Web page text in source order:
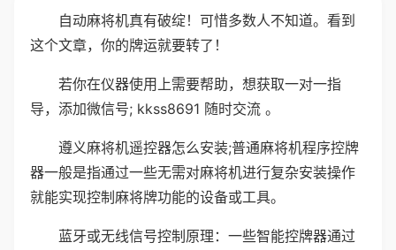
自动麻将机真有破绽！可惜多数人不知道。看到
这个文章，你的牌运就要转了！
若你在仪器使用上需要帮助，想获取一对一指
导，添加微信号; kkss8691 随时交流 。
遵义麻将机遥控器怎么安装;普通麻将机程序控牌
器一般是指通过一些无需对麻将机进行复杂安装操作
就能实现控制麻将牌功能的设备或工具。
蓝牙或无线信号控制原理：一些智能控牌器通过